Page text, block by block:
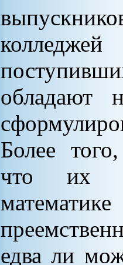
обладают
Более
что их
едва ли